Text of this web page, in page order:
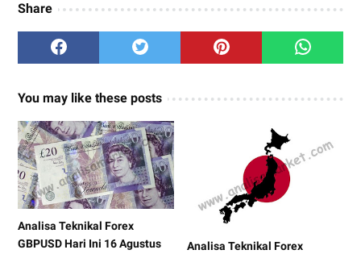
Share
You may like these posts
Analisa Teknikal Forex
GBPUSD Hari Ini 16 Agustus
Analisa Teknikal Forex